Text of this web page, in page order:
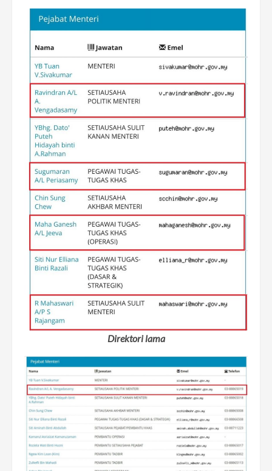
Direktori lama